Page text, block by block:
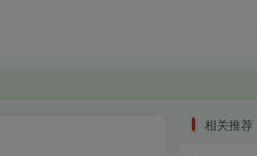
相关推荐